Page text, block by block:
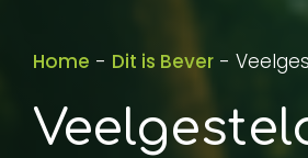
Home - Dit is Bever -